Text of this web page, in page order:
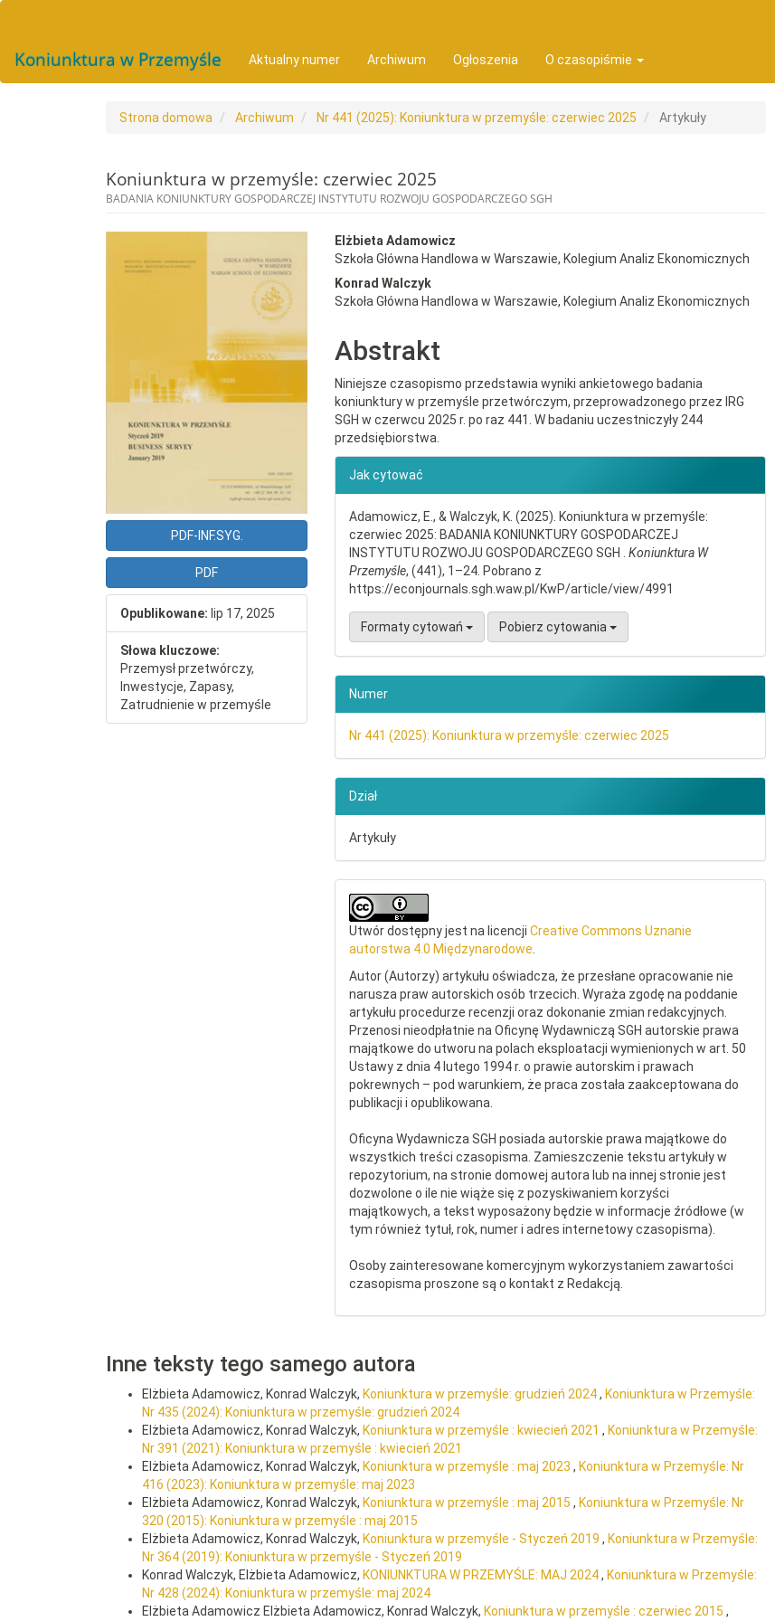
Koniunktura w Przemyśle Aktualny numer Archiwum Ogłoszenia O czasopiśmie
Strona domowa Archiwum Nr 441 (2025): Koniunktura w przemyśle: czerwiec 2025 Artykuły
Koniunktura w przemyśle: czerwiec 2025
BADANIA KONIUNKTURY GOSPODARCZEJ INSTYTUTU ROZWOJU GOSPODARCZEGO SGH
##plugins.themes.bootstrap3.article.sidebar##
PDF-INF.SYG.
PDF
Opublikowane: lip 17, 2025
Słowa kluczowe:
Przemysł przetwórczy,
Inwestycje, Zapasy,
Zatrudnienie w przemyśle
Elżbieta Adamowicz
Szkoła Główna Handlowa w Warszawie, Kolegium Analiz Ekonomicznych
Konrad Walczyk
Szkoła Główna Handlowa w Warszawie, Kolegium Analiz Ekonomicznych
Abstrakt
Niniejsze czasopismo przedstawia wyniki ankietowego badania
koniunktury w przemyśle przetwórczym, przeprowadzonego przez IRG
SGH w czerwcu 2025 r. po raz 441. W badaniu uczestniczyły 244
przedsiębiorstwa.
Jak cytować
Adamowicz, E., & Walczyk, K. (2025). Koniunktura w przemyśle:
czerwiec 2025: BADANIA KONIUNKTURY GOSPODARCZEJ
INSTYTUTU ROZWOJU GOSPODARCZEGO SGH .Koniunktura W
Przemyśle, (441), 1–24. Pobrano z
https://econjournals.sgh.waw.pl/KwP/article/view/4991
Formaty cytowań Pobierz cytowania
Numer
Nr 441 (2025): Koniunktura w przemyśle: czerwiec 2025
Dział
Artykuły
Utwór dostępny jest na licencjiCreative Commons Uznanie
autorstwa 4.0 Międzynarodowe
Autor (Autorzy) artykułu oświadcza, że przesłane opracowanie nie
narusza praw autorskich osób trzecich. Wyraża zgodę na poddanie
artykułu procedurze recenzji oraz dokonanie zmian redakcyjnych.
Przenosi nieodpłatnie na Oficynę Wydawniczą SGH autorskie prawa
majątkowe do utworu na polach eksploatacji wymienionych w art. 50
Ustawy z dnia 4 lutego 1994 r. o prawie autorskim i prawach
pokrewnych – pod warunkiem, że praca została zaakceptowana do
publikacji i opublikowana.
Oficyna Wydawnicza SGH posiada autorskie prawa majątkowe do
wszystkich treści czasopisma. Zamieszczenie tekstu artykuły w
repozytorium, na stronie domowej autora lub na innej stronie jest
dozwolone o ile nie wiąże się z pozyskiwaniem korzyści
majątkowych, a tekst wyposażony będzie w informacje źródłowe (w
tym również tytuł, rok, numer i adres internetowy czasopisma).
Osoby zainteresowane komercyjnym wykorzystaniem zawartości
czasopisma proszone są o kontakt z Redakcją.
Inne teksty tego samego autora
Elżbieta Adamowicz, Konrad Walczyk, Koniunktura w przemyśle: grudzień 2024, Koniunktura w Przemyśle:
Nr 435 (2024): Koniunktura w przemyśle: grudzień 2024
Elżbieta Adamowicz, Konrad Walczyk, Koniunktura w przemyśle : kwiecień 2021 , Koniunktura w Przemyśle:
Nr 391 (2021): Koniunktura w przemyśle : kwiecień 2021
Elżbieta Adamowicz, Konrad Walczyk, Koniunktura w przemyśle : maj 2023 , Koniunktura w Przemyśle: Nr
416 (2023): Koniunktura w przemyśle: maj 2023
Elżbieta Adamowicz, Konrad Walczyk, Koniunktura w przemyśle : maj 2015 , Koniunktura w Przemyśle: Nr
320 (2015): Koniunktura w przemyśle : maj 2015
Elżbieta Adamowicz, Konrad Walczyk, Koniunktura w przemyśle - Styczeń 2019 , Koniunktura w Przemyśle:
Nr 364 (2019): Koniunktura w przemyśle - Styczeń 2019
Konrad Walczyk, Elżbieta Adamowicz, KONIUNKTURA W PRZEMYŚLE: MAJ 2024, Koniunktura w Przemyśle:
Nr 428 (2024): Koniunktura w przemyśle: maj 2024
Elżbieta Adamowicz Elżbieta Adamowicz, Konrad Walczyk, Koniunktura w przemyśle : czerwiec 2015 ,